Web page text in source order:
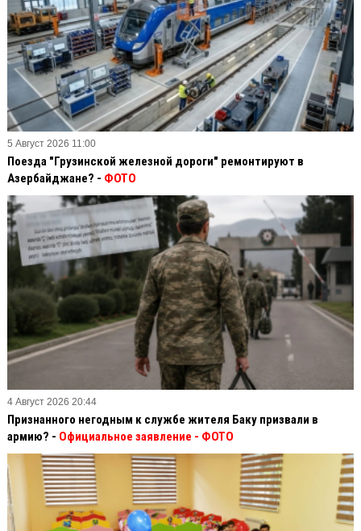
5 Август 2026 11:00
Поезда "Грузинской железной дороги" ремонтируют в
Азербайджане? - ФОТО
4 Август 2026 20:44
Признанного негодным к службе жителя Баку призвали в
армию? - Официальное заявление - ФОТО